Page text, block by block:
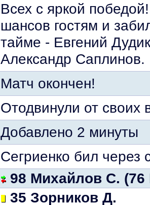
Всех с яркой
шансов гостям и
тайме - Евгений
Александр
Матч окончен!
Отодвинули от своих
Добавлено 2 минуты
Сегриенко бил через
98 Михайлов С.
35 Зорников Д.